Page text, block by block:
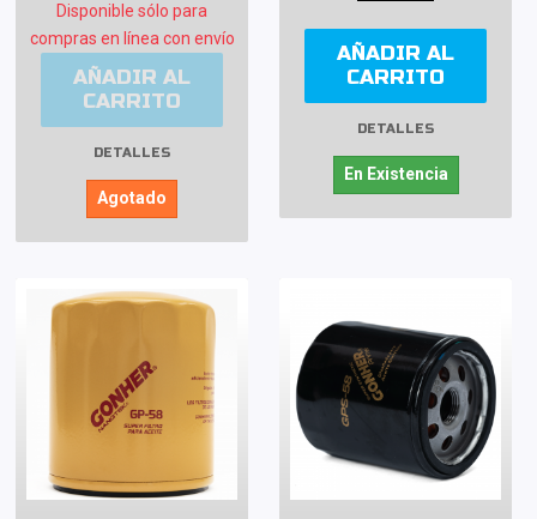
Disponible sólo para
compras en línea con envío
AÑADIR AL
CARRITO
DETALLES
Agotado
AÑADIR AL
CARRITO
DETALLES
En Existencia